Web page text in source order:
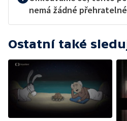
nemá žádné
Ostatní také